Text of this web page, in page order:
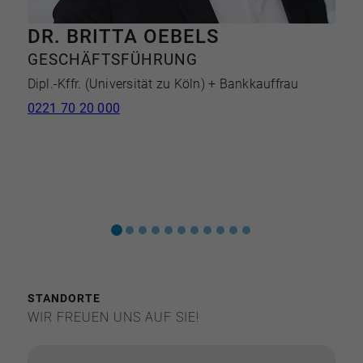
DR. BRITTA OEBELS
GESCHÄFTSFÜHRUNG
Dipl.-Kffr. (Universität zu Köln) + Bankkauffrau
0221 70 20 000
STANDORTE
WIR FREUEN UNS AUF SIE!